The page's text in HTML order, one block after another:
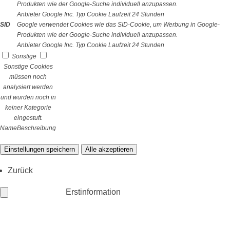
Produkten wie der Google-Suche individuell anzupassen.
Anbieter Google Inc. Typ Cookie Laufzeit 24 Stunden
SID
Google verwendet Cookies wie das SID-Cookie, um Werbung in Google-
Produkten wie der Google-Suche individuell anzupassen.
Anbieter Google Inc. Typ Cookie Laufzeit 24 Stunden
Sonstige
Sonstige Cookies
müssen noch
analysiert werden
und wurden noch in
keiner Kategorie
eingestuft.
NameBeschreibung
Einstellungen speichern Alle akzeptieren
Zurück
Erstinformation